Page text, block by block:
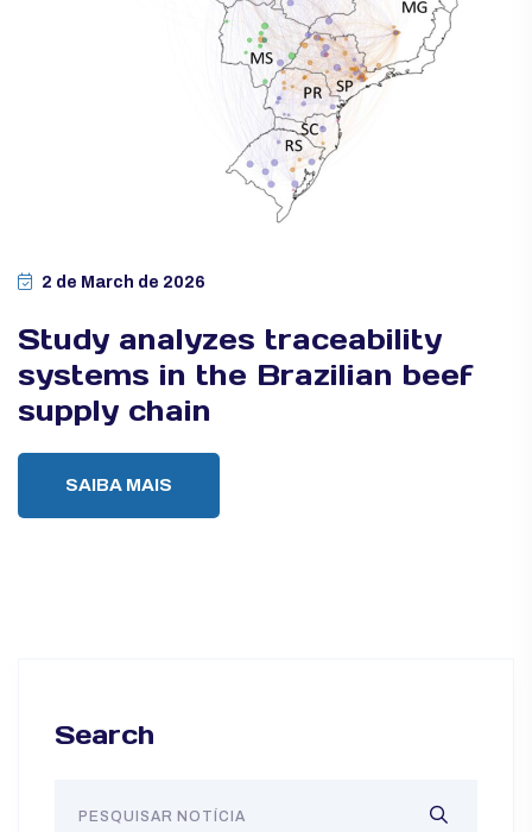
2 de March de 2026
Study analyzes traceability
systems in the Brazilian beef
supply chain
SAIBA MAIS
Search